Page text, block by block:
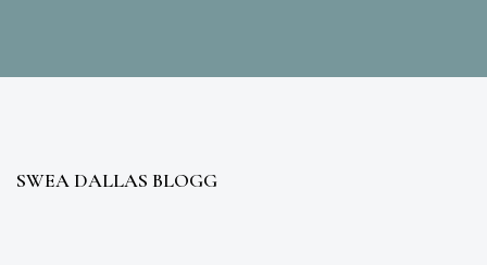
SWEA DALLAS BLOGG